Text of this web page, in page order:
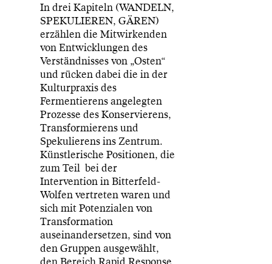
In drei Kapiteln (WANDELN,
SPEKULIEREN, GÄREN)
erzählen die Mitwirkenden
von Entwicklungen des
Verständnisses von „Osten“
und rücken dabei die in der
Kulturpraxis des
Fermentierens angelegten
Prozesse des Konservierens,
Transformierens und
Spekulierens ins Zentrum.
Künstlerische Positionen, die
zum Teil bei der
Intervention in Bitterfeld-
Wolfen vertreten waren und
sich mit Potenzialen von
Transformation
auseinandersetzen, sind von
den Gruppen ausgewählt,